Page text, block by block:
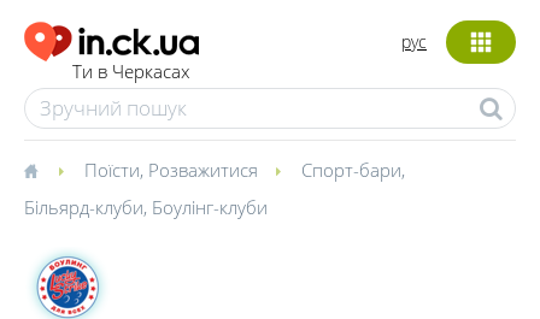
Ти в Черкасах
рус
Поїсти, Розважитися Спорт-бари,
Більярд-клуби, Боулінг-клуби